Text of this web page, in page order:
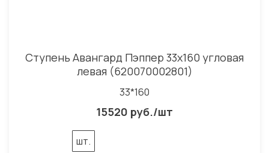
Ступень Авангард Пэппер 33x160 угловая
левая (620070002801)
33*160
15520 руб./шт
шт.